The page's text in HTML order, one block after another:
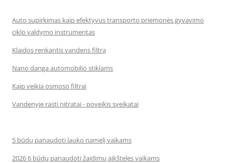
Auto supirkimas kaip efektyvus transporto priemonės gyvavimo
ciklo valdymo instrumentas
Klaidos renkantis vandens filtrą
Nano danga automobilio stiklams
Kaip veikia osmoso filtrai
Vandenyje rasti nitratai - poveikis sveikatai
5 būdų panaudoti lauko namelį vaikams
2026 6 būdų panaudoti žaidimų aikšteles vaikams